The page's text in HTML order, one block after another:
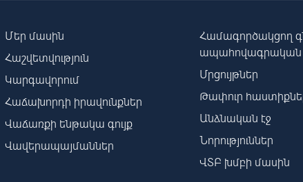
Մեր մասին
Հաշվետվություն
Կարգավորում
Հաճախորդի իրավունքներ
Վաճառքի ենթակա գույք
Վավերապայմաններ
Համագործակցող
ապահովագրական
Մրցույթներ
Թափուր
Անձնական էջ
Նորություններ
ՎՏԲ խմբի մասին